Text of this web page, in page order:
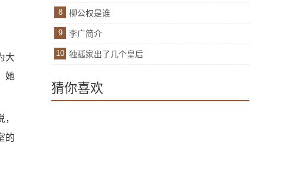
大
她
的
8 柳公权是谁
9 李广简介
10 独孤家出了几个皇后
猜你喜欢